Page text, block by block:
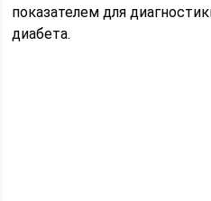
показателем для
диабета.